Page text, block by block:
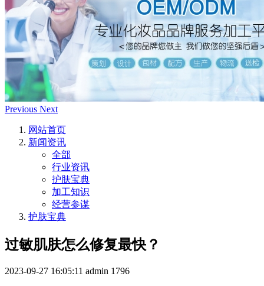
Previous Next
网站首页
新闻资讯
全部
行业资讯
护肤宝典
加工知识
经营参谋
护肤宝典
过敏肌肤怎么修复最快？
2023-09-27 16:05:11 admin 1796